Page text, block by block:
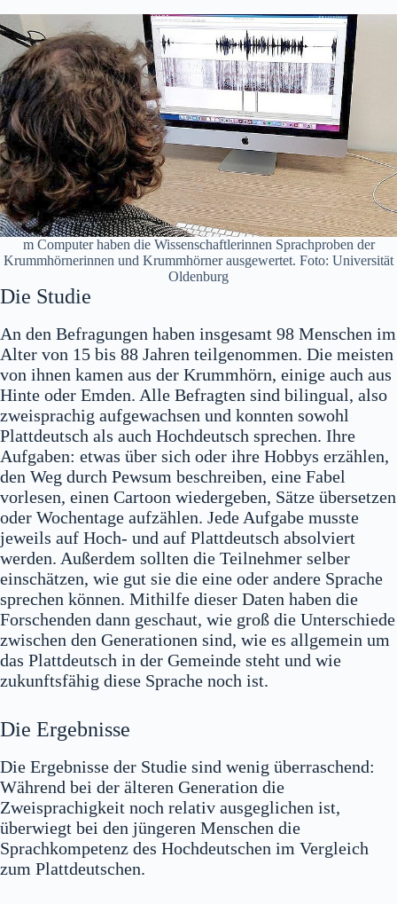
m Computer haben die Wissenschaftlerinnen Sprachproben der
Krummhörnerinnen und Krummhörner ausgewertet. Foto: Universität
Oldenburg
Die Studie
An den Befragungen haben insgesamt 98 Menschen im
Alter von 15 bis 88 Jahren teilgenommen. Die meisten
von ihnen kamen aus der Krummhörn, einige auch aus
Hinte oder Emden. Alle Befragten sind bilingual, also
zweisprachig aufgewachsen und konnten sowohl
Plattdeutsch als auch Hochdeutsch sprechen. Ihre
Aufgaben: etwas über sich oder ihre Hobbys erzählen,
den Weg durch Pewsum beschreiben, eine Fabel
vorlesen, einen Cartoon wiedergeben, Sätze übersetzen
oder Wochentage aufzählen. Jede Aufgabe musste
jeweils auf Hoch- und auf Plattdeutsch absolviert
werden. Außerdem sollten die Teilnehmer selber
einschätzen, wie gut sie die eine oder andere Sprache
sprechen können. Mithilfe dieser Daten haben die
Forschenden dann geschaut, wie groß die Unterschiede
zwischen den Generationen sind, wie es allgemein um
das Plattdeutsch in der Gemeinde steht und wie
zukunftsfähig diese Sprache noch ist.
Die Ergebnisse
Die Ergebnisse der Studie sind wenig überraschend:
Während bei der älteren Generation die
Zweisprachigkeit noch relativ ausgeglichen ist,
überwiegt bei den jüngeren Menschen die
Sprachkompetenz des Hochdeutschen im Vergleich
zum Plattdeutschen.